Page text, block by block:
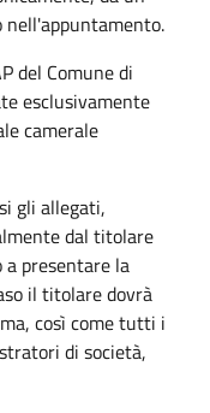
del Comune di
esclusivamente
camerale
gli allegati,
dal titolare
a presentare la
il titolare dovrà
così come tutti i
di società,